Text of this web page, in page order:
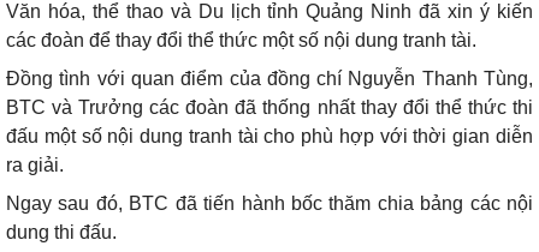
Văn hóa, thể thao và Du lịch tỉnh Quảng Ninh đã xin ý kiến
các đoàn để thay đổi thể thức một số nội dung tranh tài.
Đồng tình với quan điểm của đồng chí Nguyễn Thanh Tùng,
BTC và Trưởng các đoàn đã thống nhất thay đổi thể thức thi
đấu một số nội dung tranh tài cho phù hợp với thời gian diễn
ra giải.
Ngay sau đó, BTC đã tiến hành bốc thăm chia bảng các nội
dung thi đấu.